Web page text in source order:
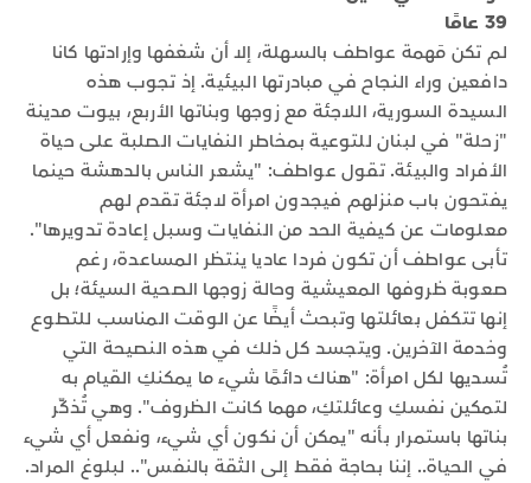
39 عامًا
لم تكن مَهمة عواطف بالسهلة، إلا أن شغفها وإرادتها كانا
دافعين وراء النجاح في مبادرتها البيئية. إذ تجوب هذه
السيدة السورية، اللاجئة مع زوجها وبناتها الأربع، بيوت مدينة
"زحلة" في لبنان للتوعية بمخاطر النفايات الصلبة على حياة
الأفراد والبيئة. تقول عواطف: "يشعر الناس بالدهشة حينما
يفتحون باب منزلهم فيجدون امرأة لاجئة تقدم لهم
معلومات عن كيفية الحد من النفايات وسبل إعادة تدويرها".
تأبى عواطف أن تكون فردا عاديا ينتظر المساعدة، رغم
صعوبة ظروفها المعيشية وحالة زوجها الصحية السيئة؛ بل
إنها تتكفل بعائلتها وتبحث أيضًا عن الوقت المناسب للتطوع
وخدمة الآخرين. ويتجسد كل ذلك في هذه النصيحة التي
تُسديها لكل امرأة: "هناك دائمًا شيء ما يمكنكِ القيام به
لتمكين نفسكِ وعائلتكِ، مهما كانت الظروف". وهي تُذكّر
بناتها باستمرار بأنه "يمكن أن نكون أي شيء، ونفعل أي شيء
في الحياة.. إننا بحاجة فقط إلى الثقة بالنفس".. لبلوغ المراد.